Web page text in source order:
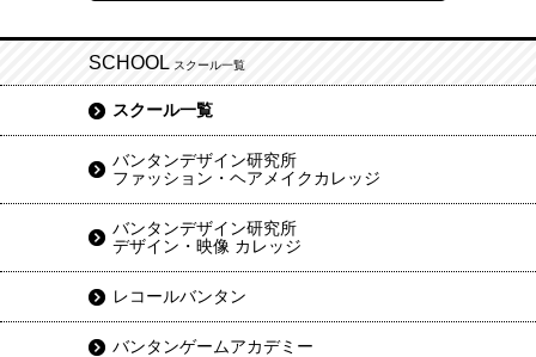
SCHOOL スクール一覧
スクール一覧
バンタンデザイン研究所
ファッション・ヘアメイクカレッジ
バンタンデザイン研究所
デザイン・映像 カレッジ
レコールバンタン
バンタンゲームアカデミー